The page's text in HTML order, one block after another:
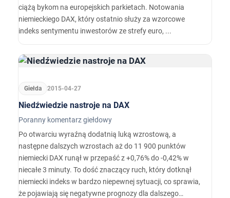
ciążą bykom na europejskich parkietach. Notowania
niemieckiego DAX, który ostatnio służy za wzorcowe
indeks sentymentu inwestorów ze strefy euro, ...
Giełda 2015-04-27
Niedźwiedzie nastroje na DAX
Poranny komentarz giełdowy
Po otwarciu wyraźną dodatnią luką wzrostową, a
następne dalszych wzrostach aż do 11 900 punktów
niemiecki DAX runął w przepaść z +0,76% do -0,42% w
niecałe 3 minuty. To dość znaczący ruch, który dotknął
niemiecki indeks w bardzo niepewnej sytuacji, co sprawia,
że pojawiają się negatywne prognozy dla dalszego